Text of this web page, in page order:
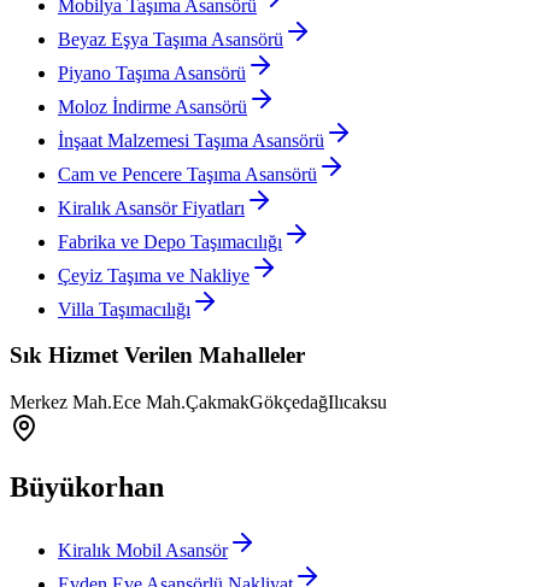
Mobilya Taşıma Asansörü
Beyaz Eşya Taşıma Asansörü
Piyano Taşıma Asansörü
Moloz İndirme Asansörü
İnşaat Malzemesi Taşıma Asansörü
Cam ve Pencere Taşıma Asansörü
Kiralık Asansör Fiyatları
Fabrika ve Depo Taşımacılığı
Çeyiz Taşıma ve Nakliye
Villa Taşımacılığı
Sık Hizmet Verilen Mahalleler
Merkez Mah.Ece Mah.ÇakmakGökçedağIlıcaksu
Büyükorhan
Kiralık Mobil Asansör